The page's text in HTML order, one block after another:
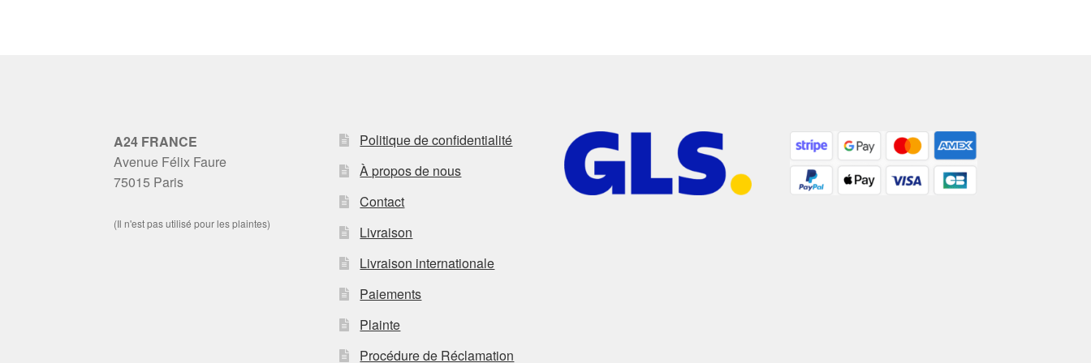
A24 FRANCE
Avenue Félix Faure
75015 Paris
(Il n'est pas utilisé pour les plaintes)
Politique de confidentialité
À propos de nous
Contact
Livraison
Livraison internationale
Paiements
Plainte
Procédure de Réclamation